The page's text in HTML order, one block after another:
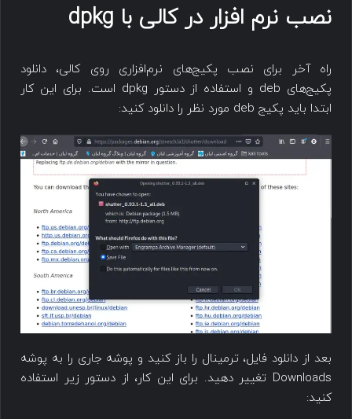
نصب نرم افزار در کالی با dpkg
راه آخر برای نصب پکیج‌های نرم‌افزاری روی کالی، دانلود
پکیج‌های deb و استفاده از دستور dpkg است. برای این کار
ابتدا باید پکیج deb مورد نظر را دانلود کنید:
بعد از دانلود فایل، ترمینال را باز کنید و پوشه جاری را به پوشه
Downloads تغییر دهید. برای این کار، از دستور زیر استفاده
کنید: